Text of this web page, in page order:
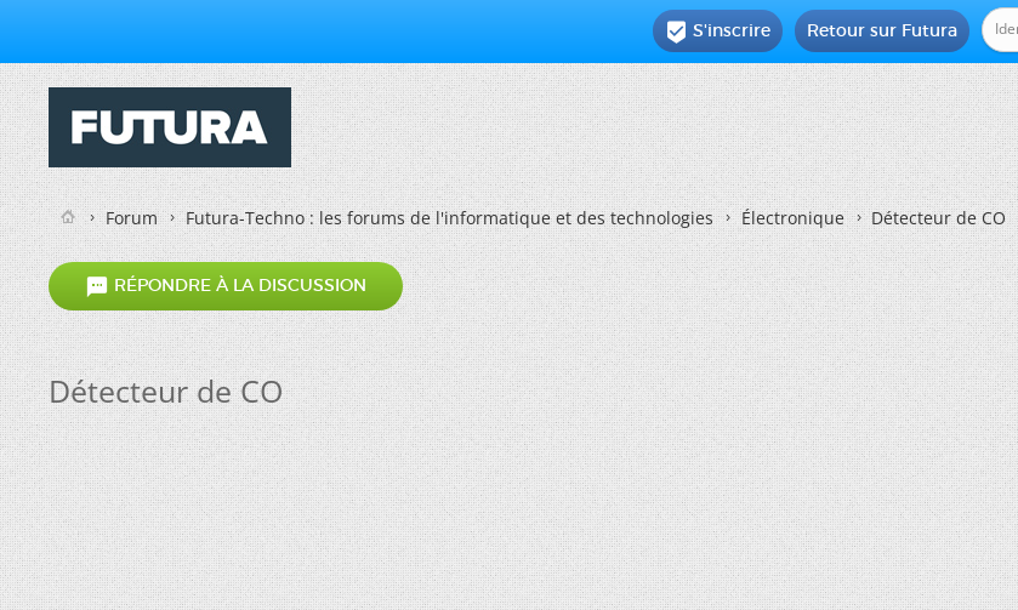
Retour sur Futura
 S'inscrire
Forum Futura-Techno : les forums de l'informatique et des technologies Électronique Détecteur de CO
 RÉPONDRE À LA DISCUSSION
Détecteur de CO